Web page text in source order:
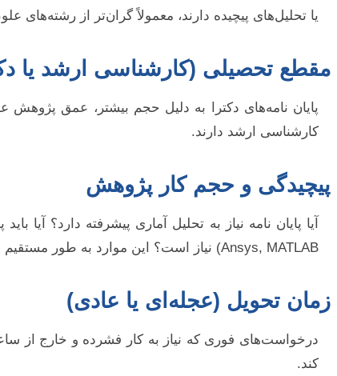
یا تحلیل‌های پیچیده دارند، معمولاً گران‌تر از رشته‌های
مقطع تحصیلی (کارشناسی ارشد یا
پایان نامه‌های دکترا به دلیل حجم بیشتر، عمق پژوهش
کارشناسی ارشد دارند.
پیچیدگی و حجم کار پژوهش
Ansys, MATLAB) نیاز است؟ این موارد به طور مستقیم بر زمان و تخصص لازم برای انجام کار و در نتیجه هزینه نهایی اثر می‌گذارند.
زمان تحویل (عجله‌ای یا عادی)
درخواست‌های فوری که نیاز به کار فشرده و خارج از
کند.